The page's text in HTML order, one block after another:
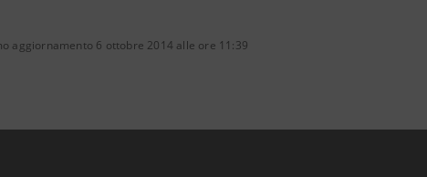
aggiornamento 6 ottobre 2014 alle ore 11:39